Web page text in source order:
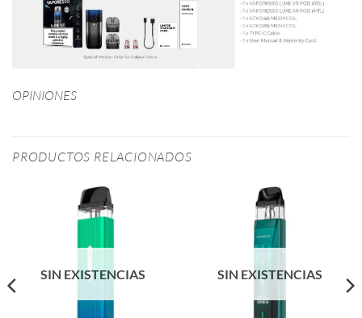
OPINIONES
PRODUCTOS RELACIONADOS
SIN EXISTENCIAS SIN EXISTENCIAS